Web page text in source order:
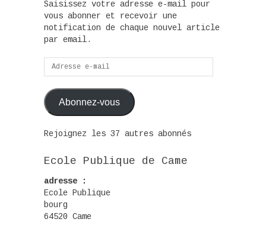
Saisissez votre adresse e-mail pour
vous abonner et recevoir une
notification de chaque nouvel article
par email.
Adresse
e-
mail
Abonnez-vous
Rejoignez les 37 autres abonnés
Ecole Publique de Came
adresse :
Ecole Publique
bourg
64520 Came